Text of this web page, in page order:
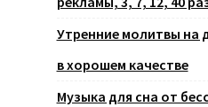
Утренние молитвы на
в хорошем качестве
Музыка для сна от